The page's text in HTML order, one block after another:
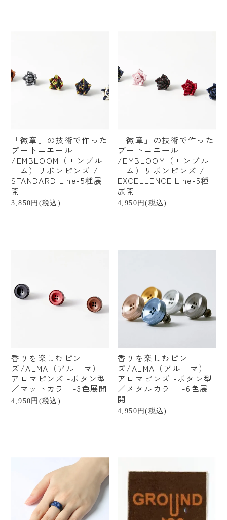
「徽章」の技術で作った
ブートニエール
/EMBLOOM（エンブル
ーム）リボンピンズ /
STANDARD Line-5種展
開
3,850円(税込)
「徽章」の技術で作った
ブートニエール
/EMBLOOM（エンブル
ーム）リボンピンズ /
EXCELLENCE Line-5種
展開
4,950円(税込)
香りを楽しむピン
ズ/ALMA（アルーマ）
アロマピンズ -ボタン型
／マットカラー-3色展開
4,950円(税込)
香りを楽しむピン
ズ/ALMA（アルーマ）
アロマピンズ -ボタン型
／メタルカラー -6色展
開
4,950円(税込)